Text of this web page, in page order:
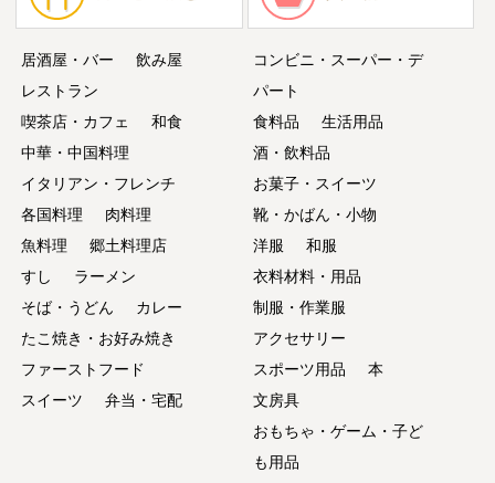
居酒屋・バー
飲み屋
レストラン
喫茶店・カフェ
和食
中華・中国料理
イタリアン・フレンチ
各国料理
肉料理
魚料理
郷土料理店
すし
ラーメン
そば・うどん
カレー
たこ焼き・お好み焼き
ファーストフード
スイーツ
弁当・宅配
コンビニ・スーパー・デ
パート
食料品
生活用品
酒・飲料品
お菓子・スイーツ
靴・かばん・小物
洋服
和服
衣料材料・用品
制服・作業服
アクセサリー
スポーツ用品
本
文房具
おもちゃ・ゲーム・子ど
も用品